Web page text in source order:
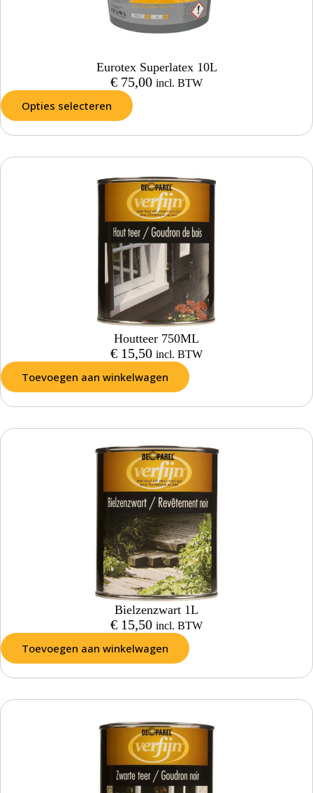
Eurotex Superlatex 10L
€ 75,00 incl. BTW
Opties selecteren
Houtteer 750ML
€ 15,50 incl. BTW
Toevoegen aan winkelwagen
Bielzenzwart 1L
€ 15,50 incl. BTW
Toevoegen aan winkelwagen